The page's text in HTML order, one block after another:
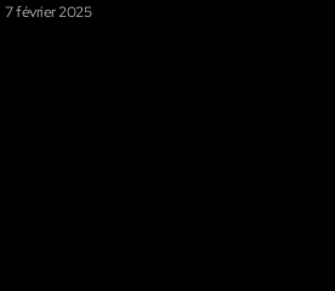
7 février 2025